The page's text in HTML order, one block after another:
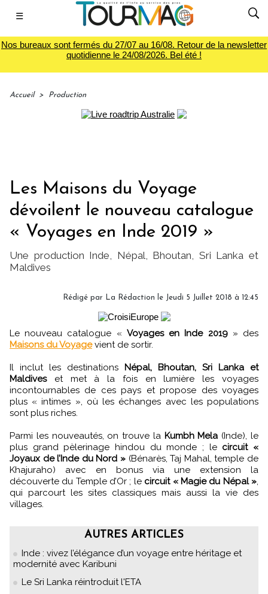
☰
Nos bureaux sont fermés du 27/07 au 16/08. Retour de la newsletter
quotidienne le 24/08/2026. Bel été !
Accueil > Production
Les Maisons du Voyage
dévoilent le nouveau catalogue
« Voyages en Inde 2019 »
Une production Inde, Népal, Bhoutan, Sri Lanka et
Maldives
Rédigé par La Rédaction le Jeudi 5 Juillet 2018 à 12:45
Le nouveau catalogue « Voyages en Inde 2019» des
Maisons du Voyagevient de sortir.
Il inclut les destinations Népal, Bhoutan, Sri Lanka et
Maldiveset met à la fois en lumière les voyages
incontournables de ces pays et propose des voyages
plus « intimes », où les échanges avec les populations
sont plus riches.
Parmi les nouveautés, on trouve la Kumbh Mela (Inde), le
plus grand pèlerinage hindou du monde ; le circuit «
Joyaux de l’Inde du Nord » (Bénarès, Taj Mahal, temple de
Khajuraho) avec en bonus via une extension la
découverte du Temple d’Or ; le circuit « Magie du Népal »,
qui parcourt les sites classiques mais aussi la vie des
villages.
AUTRES ARTICLES
Inde : vivez l’élégance d’un voyage entre héritage et
modernité avec Karibuni
Le Sri Lanka réintroduit l'ETA